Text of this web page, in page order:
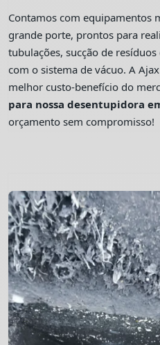
Contamos com equipamentos
grande porte, prontos para
tubulações, sucção de
com o sistema de vácuo. A
melhor custo-benefício do
para nossa desentupidora
orçamento sem compromisso!